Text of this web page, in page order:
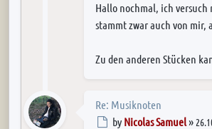
Hallo nochmal, ich versuch
stammt zwar auch von mir,
Zu den anderen Stücken
Re: Musiknoten
Post
by Nicolas Samuel»